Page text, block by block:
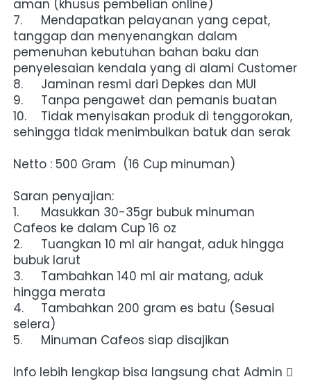
aman (khusus pembelian online)
7.	Mendapatkan pelayanan yang cepat,
tanggap dan menyenangkan dalam
pemenuhan kebutuhan bahan baku dan
penyelesaian kendala yang di alami Customer
8.	Jaminan resmi dari Depkes dan MUI
9.	Tanpa pengawet dan pemanis buatan
10.	Tidak menyisakan produk di tenggorokan,
sehingga tidak menimbulkan batuk dan serak
Netto : 500 Gram  (16 Cup minuman)
Saran penyajian:
1.	Masukkan 30-35gr bubuk minuman
Cafeos ke dalam Cup 16 oz
2.	Tuangkan 10 ml air hangat, aduk hingga
bubuk larut
3.	Tambahkan 140 ml air matang, aduk
hingga merata
4.	Tambahkan 200 gram es batu (Sesuai
selera)
5.	Minuman Cafeos siap disajikan
Info lebih lengkap bisa langsung chat Admin 